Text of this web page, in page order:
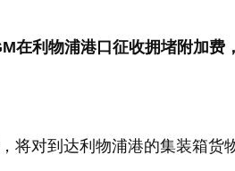
在利物浦港口征收拥堵附加费
将对到达利物浦港的集装箱货